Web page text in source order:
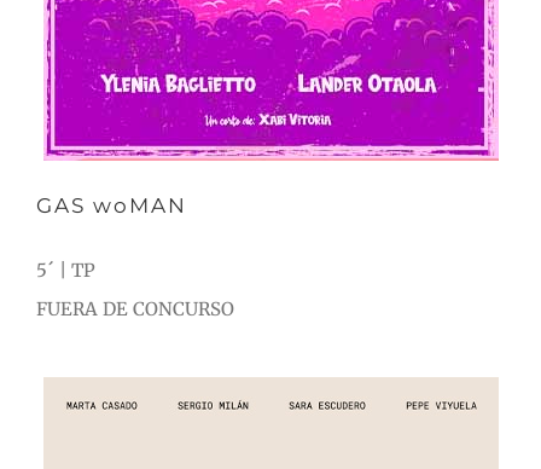
GAS woMAN
5´ | TP
FUERA DE CONCURSO